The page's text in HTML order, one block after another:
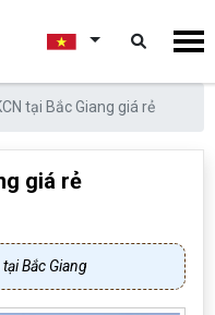
tại Bắc Giang giá rẻ
giá rẻ
Bắc Giang